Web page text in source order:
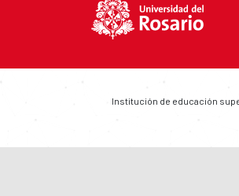
Institución de educación